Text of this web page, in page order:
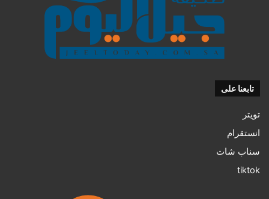
تابعنا على
تويتر
انستقرام
سناب شات
tiktok